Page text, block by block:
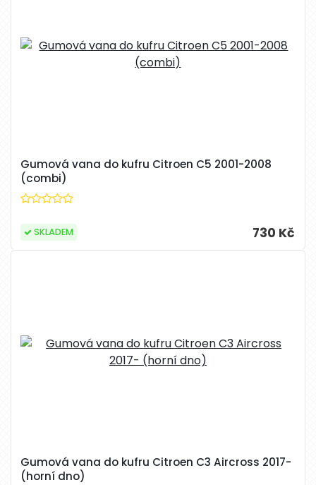
Gumová vana do kufru Citroen C5 2001-2008
(combi)
730 Kč
SKLADEM
Gumová vana do kufru Citroen C3 Aircross 2017-
(horní dno)